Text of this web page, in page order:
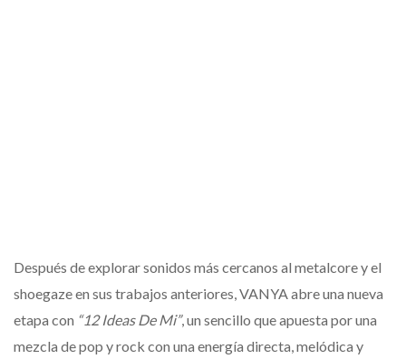
Después de explorar sonidos más cercanos al metalcore y el
shoegaze en sus trabajos anteriores, VANYA abre una nueva
etapa con “12 Ideas De Mi”, un sencillo que apuesta por una
mezcla de pop y rock con una energía directa, melódica y